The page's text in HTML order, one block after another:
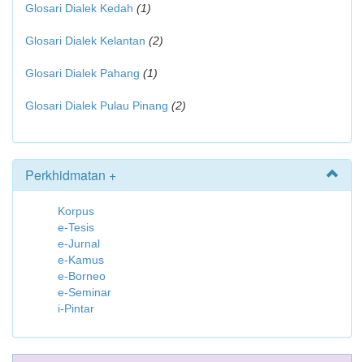
Glosari Dialek Kedah (1)
Glosari Dialek Kelantan (2)
Glosari Dialek Pahang (1)
Glosari Dialek Pulau Pinang (2)
Perkhidmatan +
Korpus
e-Tesis
e-Jurnal
e-Kamus
e-Borneo
e-Seminar
i-Pintar